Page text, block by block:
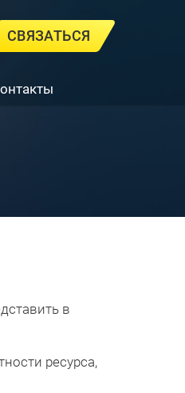
СВЯЗАТЬСЯ
в
ресурса,